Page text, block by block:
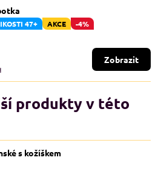
47+ AKCE -4%
Zobrazit
produkty v této
s kožíškem